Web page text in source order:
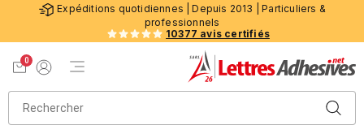
Expéditions quotidiennes | Depuis 2013 | Particuliers &
professionnels
10377 avis certifiés
0
Menu de navigation